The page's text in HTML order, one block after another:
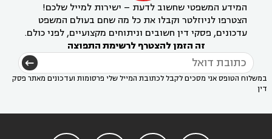
המידע המשפטי שחשוב לדעת – ישירות למייל שלכם!
הצטרפו לניוזלטר וקבלו את כל מה שחם בעולם המשפט
עדכונים, פסקי דין חשובים וניתוחים מקצועיים, לפני כולם.
זה הזמן להצטרף לרשימת התפוצה
במשלוח הטופס אני מסכים לקבל לכתובת המייל שלי פרסומות ועדכונים מאתר פסק
דין